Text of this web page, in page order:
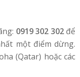
0919 302 302để
một điểm dừng.
(Qatar) hoặc các